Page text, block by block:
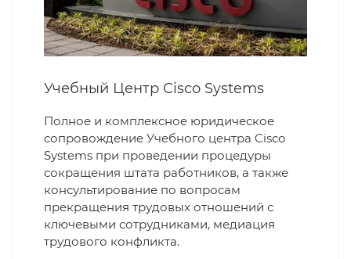
Учебный Центр Cisco Systems
Полное и комплексное юридическое
сопровождение Учебного центра Cisco
Systems при проведении процедуры
сокращения штата работников, а также
консультирование по вопросам
прекращения трудовых отношений с
ключевыми сотрудниками, медиация
трудового конфликта.